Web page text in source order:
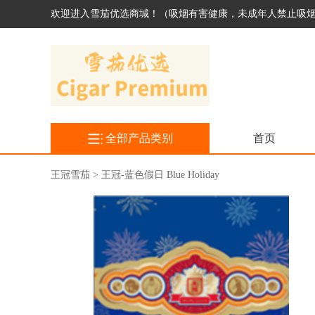
欢迎进入雪茄优选商城！（吸烟有害健康，未成年人禁止吸
全部产品类别 首页
王冠雪茄 > 王冠-蓝色假日 Blue Holiday